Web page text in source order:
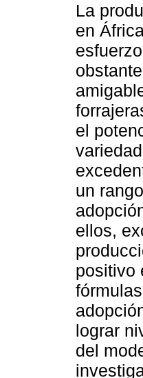
La
en
el
un
ellos,
positivo
lograr
del